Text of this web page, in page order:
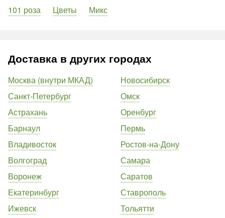
101 роза
Цветы Микс
Доставка в других городах
Москва (внутри МКАД)
Санкт-Петербург
Астрахань
Барнаул
Владивосток
Волгоград
Воронеж
Екатеринбург
Ижевск
Новосибирск
Омск
Оренбург
Пермь
Ростов-на-Дону
Самара
Саратов
Ставрополь
Тольятти